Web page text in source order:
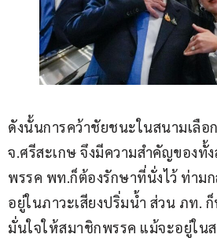
ดังนั้นการคว้าชัยชนะในสนามเลือ
จ.ศรีสะเกษ จึงมีความสำคัญของทั้ง
พรรค พท.ก็ต้องรักษาที่นั่งไว้ ท่าม
อยู่ในภาวะเสียงปริ่มน้ำ ส่วน ภท. ก็
มั่นใจให้สมาชิกพรรค แม้จะอยู่ใน